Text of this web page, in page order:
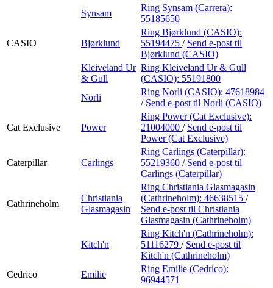
Synsam
Ring Synsam (Carrera):
55185650
CASIO Bjørklund
Ring Bjørklund (CASIO):
55194475 / Send e-post til
Bjørklund (CASIO)
Kleiveland Ur
& Gull
Ring Kleiveland Ur & Gull
(CASIO): 55191800
Norli
Ring Norli (CASIO): 47618984
/ Send e-post til Norli (CASIO)
Cat Exclusive Power
Ring Power (Cat Exclusive):
21004000 / Send e-post til
Power (Cat Exclusive)
Caterpillar Carlings
Ring Carlings (Caterpillar):
55219360 / Send e-post til
Carlings (Caterpillar)
Cathrineholm
Christiania
Glasmagasin
Ring Christiania Glasmagasin
(Cathrineholm): 46638515 /
Send e-post til Christiania
Glasmagasin (Cathrineholm)
Kitch'n
Ring Kitch'n (Cathrineholm):
51116279 / Send e-post til
Kitch'n (Cathrineholm)
Cedrico
Emilie
Ring Emilie (Cedrico):
96944571